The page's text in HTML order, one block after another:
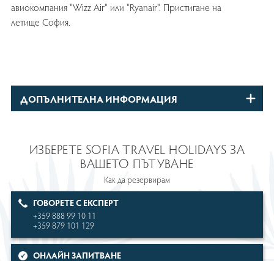
авиокомпания "Wizz Air" или "Ryanair". Пристигане на
летище София.
ДОПЪЛНИТЕЛНА ИНФОРМАЦИЯ
ИЗБЕРЕТЕ SOFIA TRAVEL HOLIDAYS ЗА
ВАШЕТО ПЪТУВАНЕ
Как да резервирам
ГОВОРЕТЕ С ЕКСПЕРТ
+359 888 99 10 11
+359 879 101 129
OНЛАЙН ЗАПИТВАНЕ